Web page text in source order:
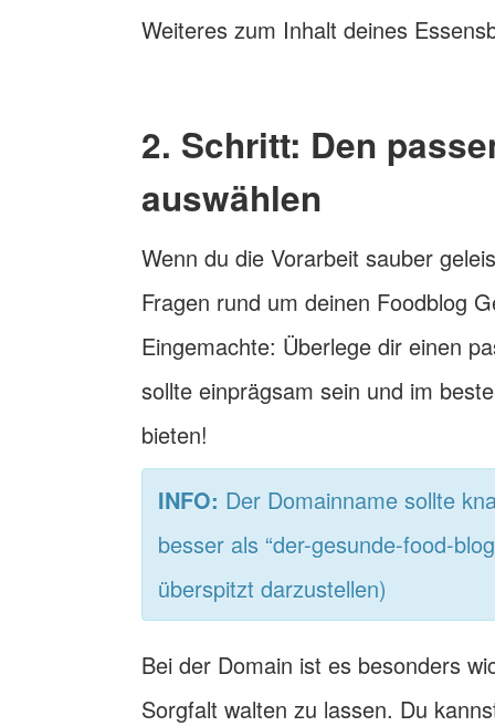
Weiteres zum Inhalt deines
2. Schritt: Den
auswählen
Wenn du die Vorarbeit sauber
Fragen rund um deinen Foodblog
Eingemachte: Überlege dir einen
sollte einprägsam sein und im
bieten!
INFO: Der Domainname sollte
besser als “der-gesunde-food-
überspitzt darzustellen)
Bei der Domain ist es besonders
Sorgfalt walten zu lassen. Du